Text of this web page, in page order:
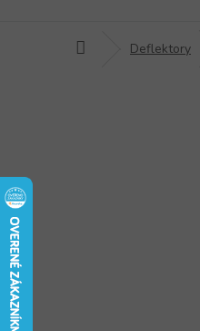
DomovDeflektory